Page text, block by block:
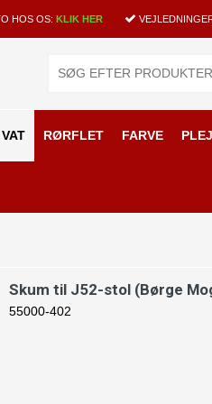
HOS OS: KLIK HER
RØRFLET FARVE
Skum til J52-stol (Børge
55000-402